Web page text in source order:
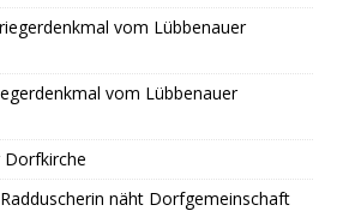
vom Lübbenauer
vom Lübbenauer
Radduscherin näht Dorfgemeinschaft